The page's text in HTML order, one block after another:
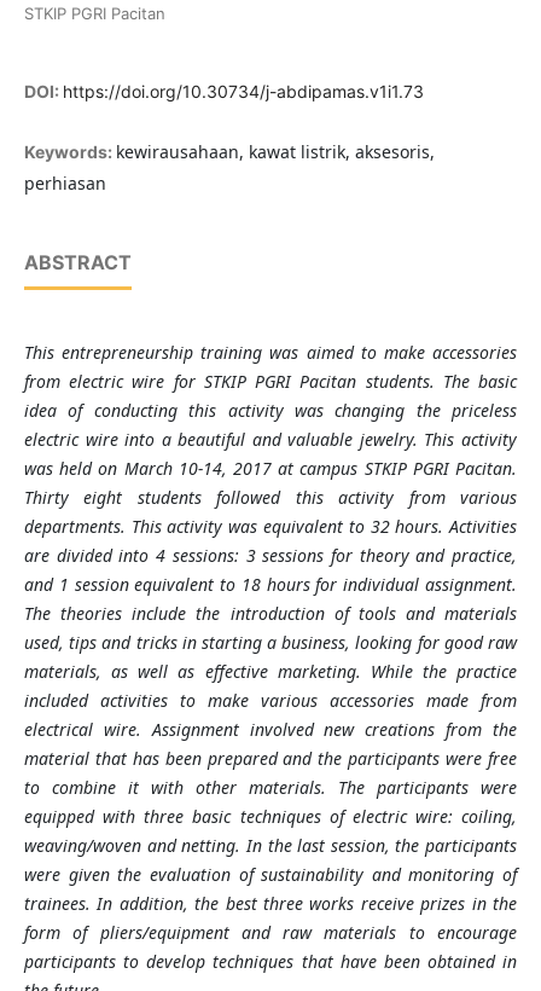
STKIP PGRI Pacitan
DOI: https://doi.org/10.30734/j-abdipamas.v1i1.73
Keywords: kewirausahaan, kawat listrik, aksesoris,
perhiasan
ABSTRACT
This entrepreneurship training was aimed to make accessories
from electric wire for STKIP PGRI Pacitan students. The basic
idea of conducting this activity was changing the priceless
electric wire into a beautiful and valuable jewelry. This activity
was held on March 10-14, 2017 at campus STKIP PGRI Pacitan.
Thirty eight students followed this activity from various
departments. This activity was equivalent to 32 hours. Activities
are divided into 4 sessions: 3 sessions for theory and practice,
and 1 session equivalent to 18 hours for individual assignment.
The theories include the introduction of tools and materials
used, tips and tricks in starting a business, looking for good raw
materials, as well as effective marketing. While the practice
included activities to make various accessories made from
electrical wire. Assignment involved new creations from the
material that has been prepared and the participants were free
to combine it with other materials. The participants were
equipped with three basic techniques of electric wire: coiling,
weaving/woven and netting. In the last session, the participants
were given the evaluation of sustainability and monitoring of
trainees. In addition, the best three works receive prizes in the
form of pliers/equipment and raw materials to encourage
participants to develop techniques that have been obtained in